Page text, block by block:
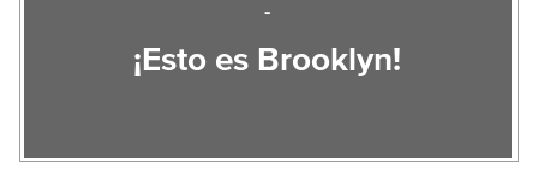
-
¡Esto es Brooklyn!